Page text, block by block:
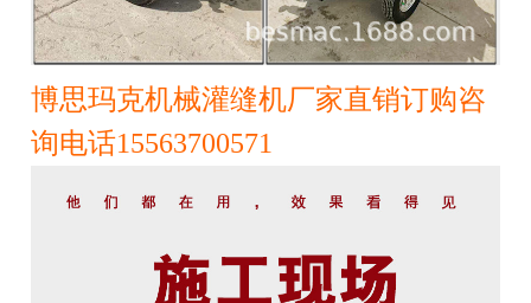
博思玛克机械灌缝机厂家直销订购咨
询电话15563700571